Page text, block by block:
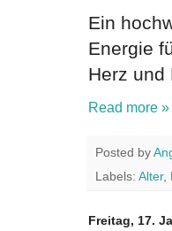
Ein
Energie
Herz und
Read more »
Posted by
Labels: Alter,
Freitag, 17.